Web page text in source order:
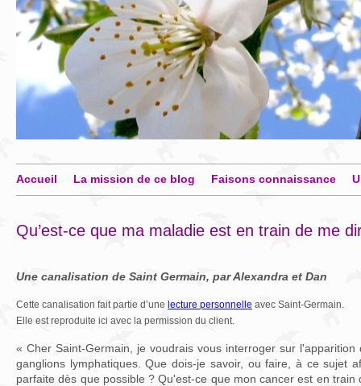
Accueil La mission de ce blog Faisons connaissance
Qu’est-ce que ma maladie est en train de me
Une canalisation de Saint Germain, par Alexandra et Dan
Cette canalisation fait partie d’une lecture personnelle avec Saint-Germain.
Elle est reproduite ici avec la permission du client.
« Cher Saint-Germain, je voudrais vous interroger sur
ganglions lymphatiques. Que dois-je savoir, ou faire, à ce sujet
parfaite dès que possible ? Qu'est-ce que mon cancer est en